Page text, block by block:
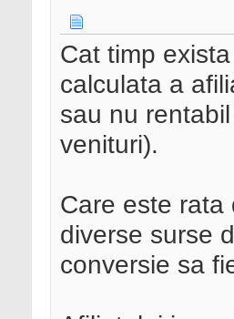
Cat timp
calculata a
sau nu
venituri).
Care este rata
diverse surse
conversie sa